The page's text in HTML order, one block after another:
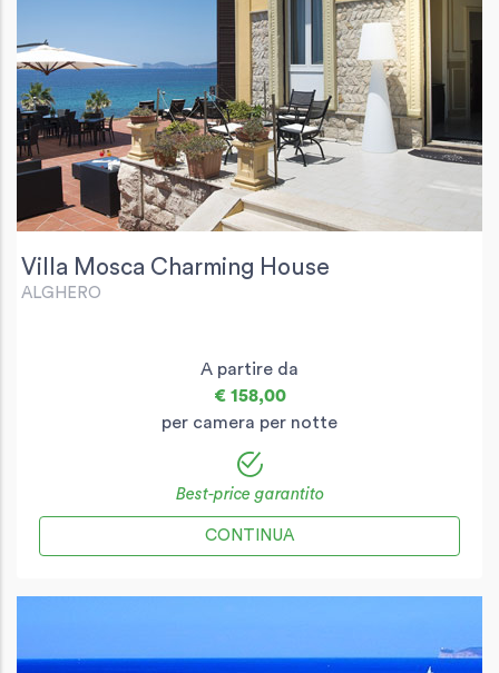
Villa Mosca Charming House
ALGHERO
A partire da
€ 158,00
per camera per notte
Best-price garantito
CONTINUA